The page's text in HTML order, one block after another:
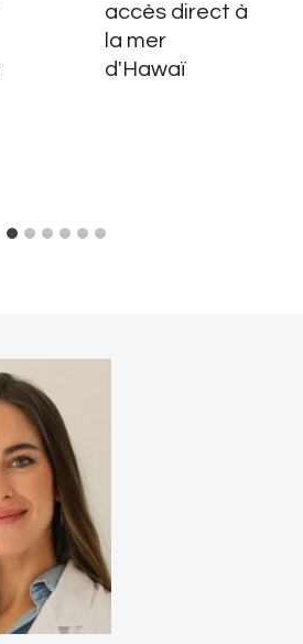
accès direct à
la mer
d'Hawaï